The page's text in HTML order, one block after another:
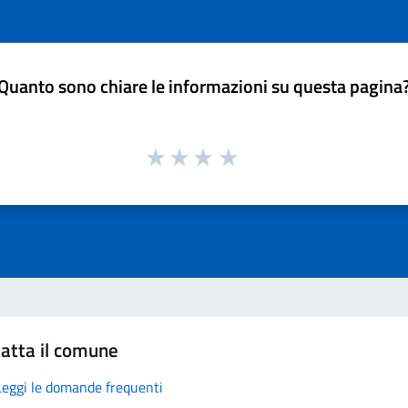
sono chiare le informazioni su questa
il comune
le domande frequenti